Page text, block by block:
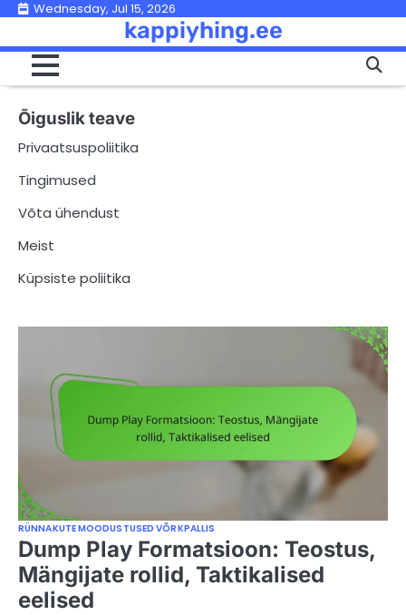
Skip
content
Wednesday, Jul 15, 2026
kappiyhing.ee
Õiguslik teave
Privaatsuspoliitika
Tingimused
Võta ühendust
Meist
Küpsiste poliitika
RÜNNAKUTE MOODUSTUSED VÕRKPALLIS
Dump Play Formatsioon: Teostus,
Mängijate rollid, Taktikalised
eelised